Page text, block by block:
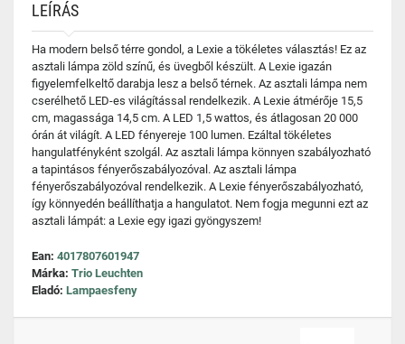
LEÍRÁS
Ha modern belső térre gondol, a Lexie a tökéletes választás! Ez az
asztali lámpa zöld színű, és üvegből készült. A Lexie igazán
figyelemfelkeltő darabja lesz a belső térnek. Az asztali lámpa nem
cserélhető LED-es világítással rendelkezik. A Lexie átmérője 15,5
cm, magassága 14,5 cm. A LED 1,5 wattos, és átlagosan 20 000
órán át világít. A LED fényereje 100 lumen. Ezáltal tökéletes
hangulatfényként szolgál. Az asztali lámpa könnyen szabályozható
a tapintásos fényerőszabályozóval. Az asztali lámpa
fényerőszabályozóval rendelkezik. A Lexie fényerőszabályozható,
így könnyedén beállíthatja a hangulatot. Nem fogja megunni ezt az
asztali lámpát: a Lexie egy igazi gyöngyszem!
Ean: 4017807601947
Márka: Trio Leuchten
Eladó: Lampaesfeny